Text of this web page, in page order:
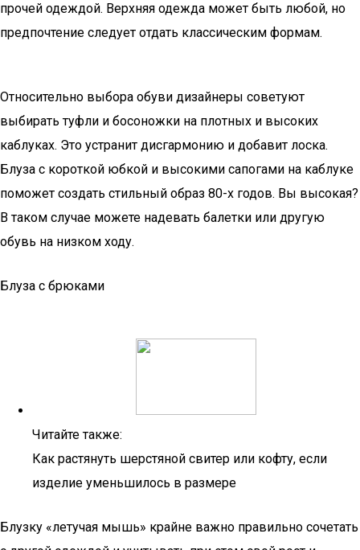
прочей одеждой. Верхняя одежда может быть любой, но
предпочтение следует отдать классическим формам.
Относительно выбора обуви дизайнеры советуют
выбирать туфли и босоножки на плотных и высоких
каблуках. Это устранит дисгармонию и добавит лоска.
Блуза с короткой юбкой и высокими сапогами на каблуке
поможет создать стильный образ 80-х годов. Вы высокая?
В таком случае можете надевать балетки или другую
обувь на низком ходу.
Блуза с брюками
Читайте также:
Как растянуть шерстяной свитер или кофту, если
изделие уменьшилось в размере
Блузку «летучая мышь» крайне важно правильно сочетать